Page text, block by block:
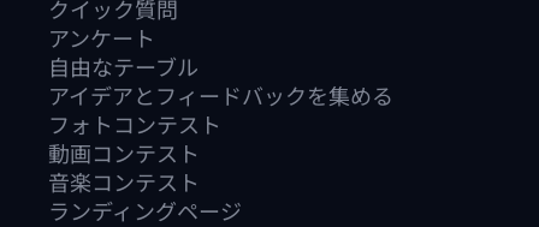
クイック質問
アンケート
自由なテーブル
アイデアとフィードバックを集める
フォトコンテスト
動画コンテスト
音楽コンテスト
ランディングページ